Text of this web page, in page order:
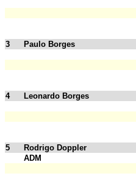
3 Paulo Borges
4 Leonardo Borges
5 Rodrigo Doppler
ADM